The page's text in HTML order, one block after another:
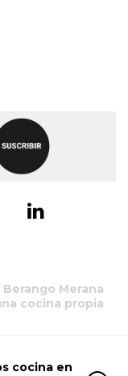
Merana
cocina propia
cocina en